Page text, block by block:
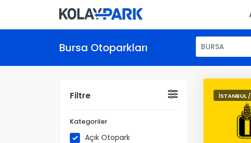
Bursa Otoparkları BURSA
Filtre
Kategoriler
Açık Otopark
İSTANBUL